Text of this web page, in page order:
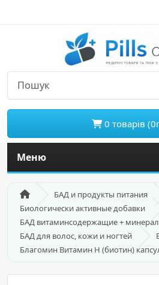
0 товарів
Меню
БАД и продукты питания
Биологически активные добавки
БАД витаминсодержащие +
БАД для волос, кожи и ногтей
Благомин Витамин H (биотин)